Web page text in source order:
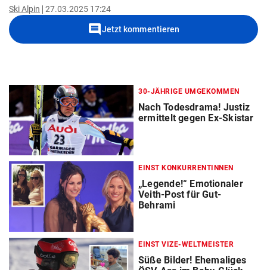
Ski Alpin 27.03.2025 17:24
commentJetzt kommentieren
30-JÄHRIGE UMGEKOMMEN
Nach Todesdrama! Justiz
ermittelt gegen Ex-Skistar
EINST KONKURRENTINNEN
„Legende!“ Emotionaler
Veith-Post für Gut-
Behrami
EINST VIZE-WELTMEISTER
Süße Bilder! Ehemaliges